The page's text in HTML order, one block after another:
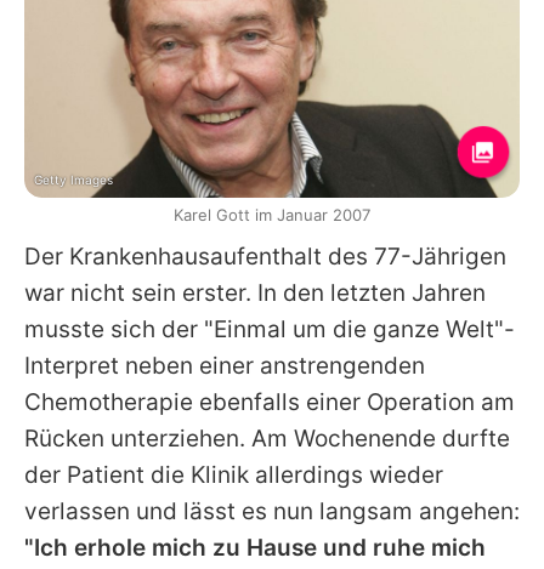
Der Krankenhausaufenthalt des 77-Jährigen
war nicht sein erster. In den letzten Jahren
musste sich der "Einmal um die ganze Welt"-
Interpret neben einer anstrengenden
Chemotherapie ebenfalls einer Operation am
Rücken unterziehen. Am Wochenende durfte
der Patient die Klinik allerdings wieder
verlassen und lässt es nun langsam angehen:
"Ich erhole mich zu Hause und ruhe mich
Getty Images
Karel Gott im Januar 2007